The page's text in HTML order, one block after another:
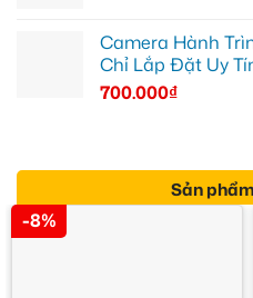
Camera Hành
Chỉ Lắp Đặt Uy
700.000₫
Sản
-8%